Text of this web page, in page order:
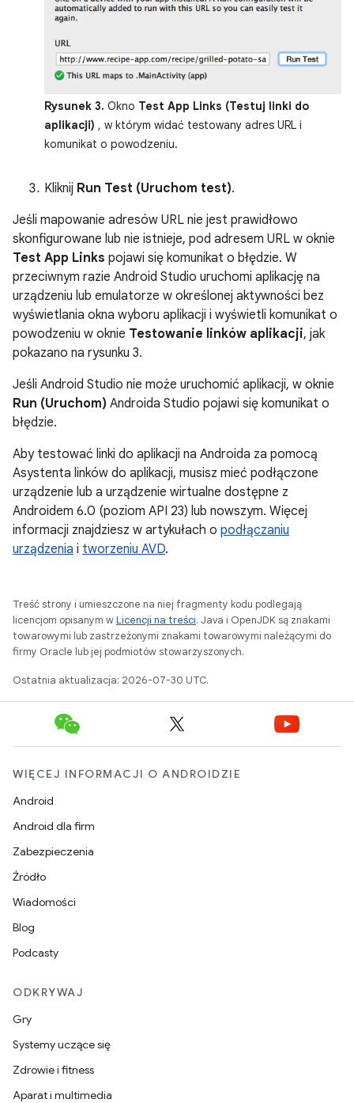
Rysunek 3. Okno Test App Links (Testuj linki do
aplikacji) , w którym widać testowany adres URL i
komunikat o powodzeniu.
Kliknij Run Test (Uruchom test).
Jeśli mapowanie adresów URL nie jest prawidłowo
skonfigurowane lub nie istnieje, pod adresem URL w oknie
Test App Links pojawi się komunikat o błędzie. W
przeciwnym razie Android Studio uruchomi aplikację na
urządzeniu lub emulatorze w określonej aktywności bez
wyświetlania okna wyboru aplikacji i wyświetli komunikat o
powodzeniu w oknie Testowanie linków aplikacji, jak
pokazano na rysunku 3.
Jeśli Android Studio nie może uruchomić aplikacji, w oknie
Run (Uruchom) Androida Studio pojawi się komunikat o
błędzie.
Aby testować linki do aplikacji na Androida za pomocą
Asystenta linków do aplikacji, musisz mieć podłączone
urządzenie lub a urządzenie wirtualne dostępne z
Androidem 6.0 (poziom API 23) lub nowszym. Więcej
informacji znajdziesz w artykułach o podłączaniu
urządzenia i tworzeniu AVD.
Treść strony i umieszczone na niej fragmenty kodu podlegają
licencjom opisanym wLicencji na treści. Java i OpenJDK są znakami
towarowymi lub zastrzeżonymi znakami towarowymi należącymi do
firmy Oracle lub jej podmiotów stowarzyszonych.
Ostatnia aktualizacja: 2026-07-30 UTC.
WIĘCEJ INFORMACJI O ANDROIDZIE
Android
Android dla firm
Zabezpieczenia
Źródło
Wiadomości
Blog
Podcasty
ODKRYWAJ
Gry
Systemy uczące się
Zdrowie i fitness
Aparat i multimedia